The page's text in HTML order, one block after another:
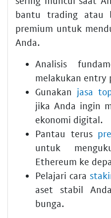
bantu trading atau
premium untuk
Anda.
Analisis
melakukan entry
Gunakan jasa
jika Anda ingin
ekonomi digital.
Pantau terus
untuk
Ethereum ke
Pelajari cara
aset stabil
bunga.